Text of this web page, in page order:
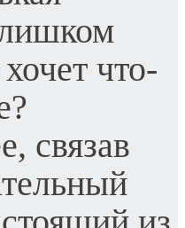
что-
связав